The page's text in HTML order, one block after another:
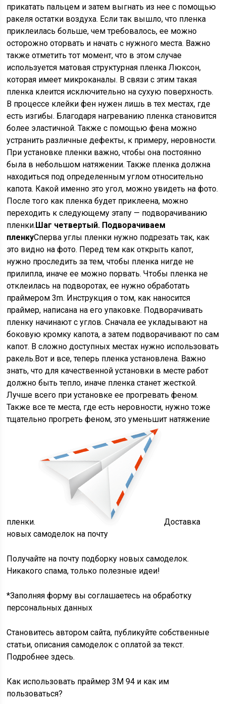
прикатать пальцем и затем выгнать из нее с помощью
ракеля остатки воздуха. Если так вышло, что пленка
приклеилась больше, чем требовалось, ее можно
осторожно оторвать и начать с нужного места. Важно
также отметить тот момент, что в этом случае
используется матовая структурная пленка Люксон,
которая имеет микроканалы. В связи с этим такая
пленка клеится исключительно на сухую поверхность.
В процессе клейки фен нужен лишь в тех местах, где
есть изгибы. Благодаря нагреванию пленка становится
более эластичной. Также с помощью фена можно
устранить различные дефекты, к примеру, неровности.
При установке пленки важно, чтобы она постоянно
была в небольшом натяжении. Также пленка должна
находиться под определенным углом относительно
капота. Какой именно это угол, можно увидеть на фото.
После того как пленка будет приклеена, можно
переходить к следующему этапу — подворачиванию
пленки.Шаг четвертый. Подворачиваем
пленкуСперва углы пленки нужно подрезать так, как
это видно на фото. Перед тем как открыть капот,
нужно проследить за тем, чтобы пленка нигде не
прилипла, иначе ее можно порвать. Чтобы пленка не
отклеилась на подворотах, ее нужно обработать
праймером 3m. Инструкция о том, как наносится
праймер, написана на его упаковке. Подворачивать
пленку начинают с углов. Сначала ее укладывают на
боковую кромку капота, а затем подворачивают по сам
капот. В сложно доступных местах нужно использовать
ракель.Вот и все, теперь пленка установлена. Важно
знать, что для качественной установки в месте работ
должно быть тепло, иначе пленка станет жесткой.
Лучше всего при установке ее прогревать феном.
Также все те места, где есть неровности, нужно тоже
тщательно прогреть феном, это уменьшит натяжение
пленки.
Доставка
новых самоделок на почту
Получайте на почту подборку новых самоделок.
Никакого спама, только полезные идеи!
*Заполняя форму вы соглашаетесь на обработку
персональных данных
Становитесь автором сайта, публикуйте собственные
статьи, описания самоделок с оплатой за текст.
Подробнее здесь.
Как использовать праймер 3M 94 и как им
пользоваться?